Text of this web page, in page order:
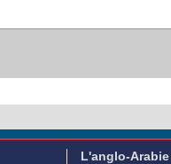
L'anglo-Arabie